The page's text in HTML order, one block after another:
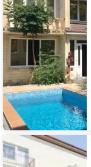
Гостиница
Белая
Лилия